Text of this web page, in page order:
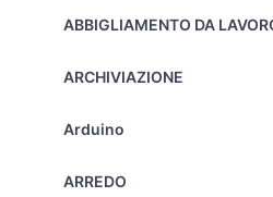
ABBIGLIAMENTO DA
ARCHIVIAZIONE
Arduino
ARREDO